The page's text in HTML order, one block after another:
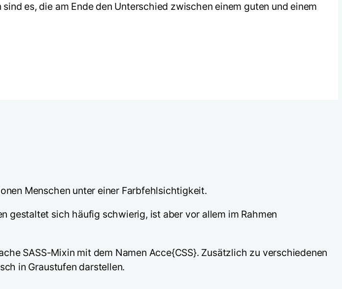
es, die am Ende den Unterschied zwischen einem guten und einem
Menschen unter einer Farbfehlsichtigkeit.
gestaltet sich häufig schwierig, ist aber vor allem im Rahmen
SASS-Mixin mit dem Namen Acce{CSS}. Zusätzlich zu verschiedenen
in Graustufen darstellen.